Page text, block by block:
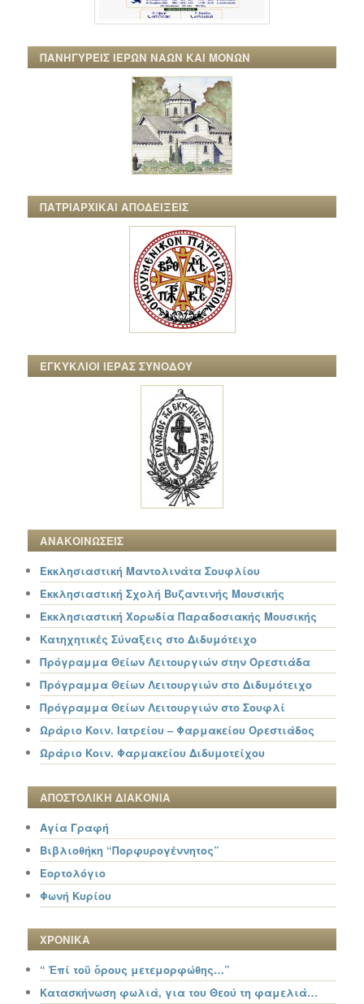
ΠΑΝΗΓΥΡΕΙΣ ΙΕΡΩΝ ΝΑΩΝ ΚΑΙ ΜΟΝΩΝ
ΠΑΤΡΙΑΡΧΙΚΑΙ ΑΠΟΔΕΙΞΕΙΣ
ΕΓΚΥΚΛΙΟΙ ΙΕΡΑΣ ΣΥΝΟΔΟΥ
ΑΝΑΚΟΙΝΩΣΕΙΣ
Εκκλησιαστική Μαντολινάτα Σουφλίου
Εκκλησιαστική Σχολή Βυζαντινής Μουσικής
Εκκλησιαστική Χορωδία Παραδοσιακής Μουσικής
Κατηχητικές Σύναξεις στο Διδυμότειχο
Πρόγραμμα Θείων Λειτουργιών στην Ορεστιάδα
Πρόγραμμα Θείων Λειτουργιών στο Διδυμότειχο
Πρόγραμμα Θείων Λειτουργιών στο Σουφλί
Ωράριο Κοιν. Ιατρείου – Φαρμακείου Ορεστιάδος
Ωράριο Κοιν. Φαρμακείου Διδυμοτείχου
ΑΠΟΣΤΟΛΙΚΗ ΔΙΑΚΟΝΙΑ
Αγία Γραφή
Βιβλιοθήκη “Πορφυρογέννητος”
Εορτολόγιο
Φωνή Κυρίου
ΧΡΟΝΙΚΑ
“ Ἐπί τοῦ ὄρους μετεμορφώθης…”
Κατασκήνωση φωλιά, για του Θεού τη φαμελιά…